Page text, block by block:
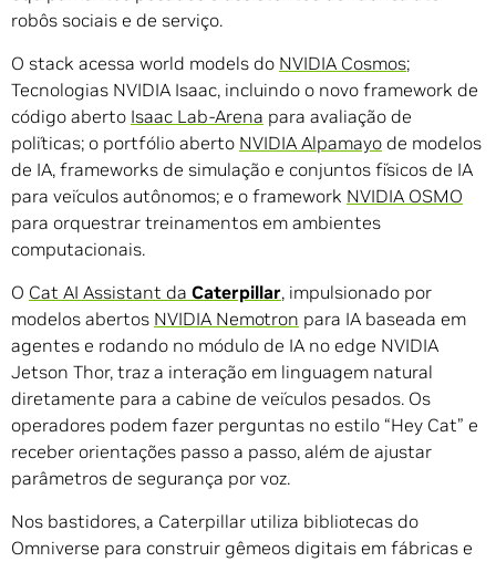
robôs sociais e de serviço.
O stack acessa world models do NVIDIA Cosmos;
Tecnologias NVIDIA Isaac, incluindo o novo framework de
código aberto Isaac Lab-Arena para avaliação de
políticas; o portfólio aberto NVIDIA Alpamayo de modelos
de IA, frameworks de simulação e conjuntos físicos de IA
para veículos autônomos; e o framework NVIDIA OSMO
para orquestrar treinamentos em ambientes
computacionais.
O Cat AI Assistant da Caterpillar, impulsionado por
modelos abertos NVIDIA Nemotron para IA baseada em
agentes e rodando no módulo de IA no edge NVIDIA
Jetson Thor, traz a interação em linguagem natural
diretamente para a cabine de veículos pesados. Os
operadores podem fazer perguntas no estilo “Hey Cat” e
receber orientações passo a passo, além de ajustar
parâmetros de segurança por voz.
Nos bastidores, a Caterpillar utiliza bibliotecas do
Omniverse para construir gêmeos digitais em fábricas e